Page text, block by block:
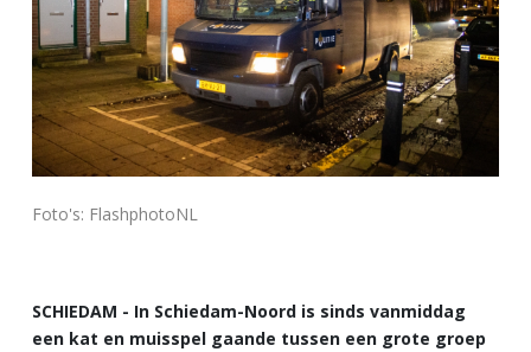
Foto's: FlashphotoNL
SCHIEDAM - In Schiedam-Noord is sinds vanmiddag
een kat en muisspel gaande tussen een grote groep